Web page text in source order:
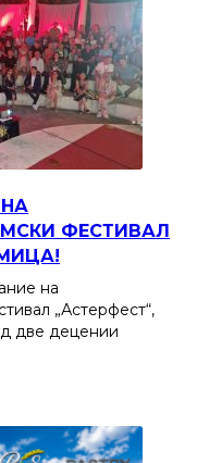
ФЕСТИВАЛ
на
„Астерфест“,
две децении